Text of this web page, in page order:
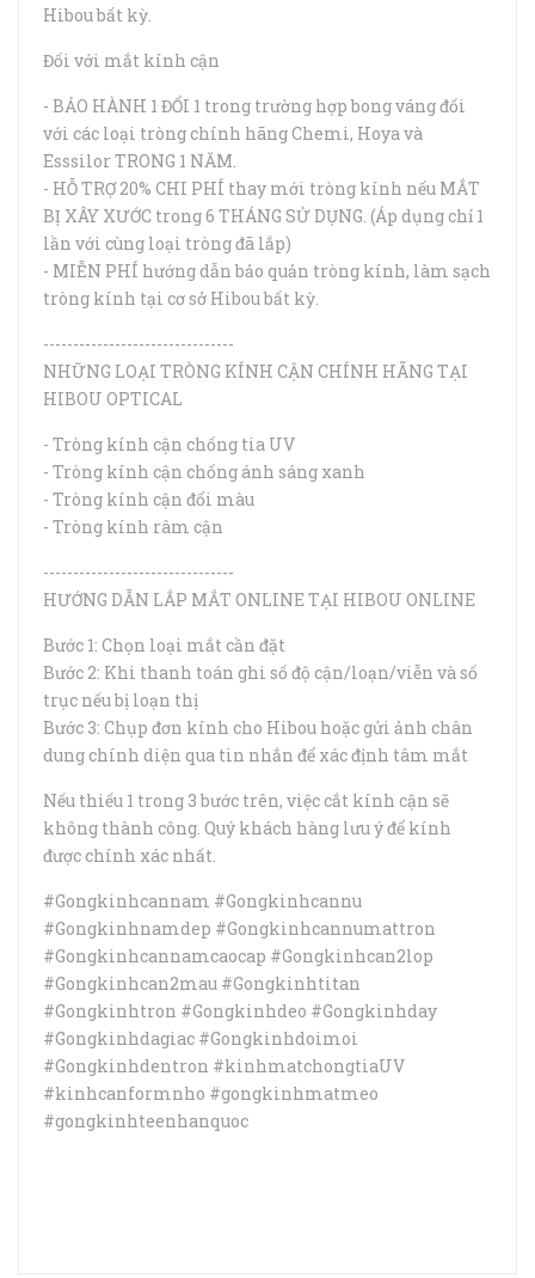
Hibou bất kỳ.
Đối với mắt kính cận
- BẢO HÀNH 1 ĐỔI 1 trong trường hợp bong váng đối
với các loại tròng chính hãng Chemi, Hoya và
Esssilor TRONG 1 NĂM.
- HỖ TRỢ 20% CHI PHÍ thay mới tròng kính nếu MẮT
BỊ XÂY XƯỚC trong 6 THÁNG SỬ DỤNG. (Áp dụng chỉ 1
lần với cùng loại tròng đã lắp)
- MIỄN PHÍ hướng dẫn bảo quản tròng kính, làm sạch
tròng kính tại cơ sở Hibou bất kỳ.
--------------------------------
NHỮNG LOẠI TRÒNG KÍNH CẬN CHÍNH HÃNG TẠI
HIBOU OPTICAL
- Tròng kính cận chống tia UV
- Tròng kính cận chống ánh sáng xanh
- Tròng kính cận đổi màu
- Tròng kính râm cận
--------------------------------
HƯỚNG DẪN LẮP MẮT ONLINE TẠI HIBOU ONLINE
Bước 1: Chọn loại mắt cần đặt
Bước 2: Khi thanh toán ghi số độ cận/loạn/viễn và số
trục nếu bị loạn thị
Bước 3: Chụp đơn kính cho Hibou hoặc gửi ảnh chân
dung chính diện qua tin nhắn để xác định tâm mắt
Nếu thiếu 1 trong 3 bước trên, việc cắt kính cận sẽ
không thành công. Quý khách hàng lưu ý để kính
được chính xác nhất.
#Gongkinhcannam #Gongkinhcannu
#Gongkinhnamdep #Gongkinhcannumattron
#Gongkinhcannamcaocap #Gongkinhcan2lop
#Gongkinhcan2mau #Gongkinhtitan
#Gongkinhtron #Gongkinhdeo #Gongkinhday
#Gongkinhdagiac #Gongkinhdoimoi
#Gongkinhdentron #kinhmatchongtiaUV
#kinhcanformnho #gongkinhmatmeo
#gongkinhteenhanquoc